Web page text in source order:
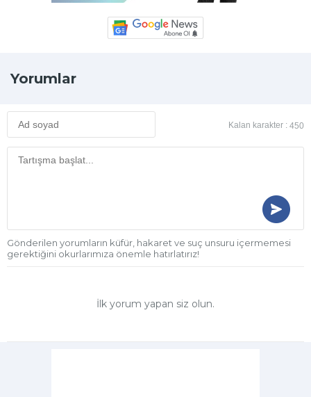
Yorumlar
Kalan karakter : 450
Gönderilen yorumların küfür, hakaret ve suç unsuru içermemesi
gerektiğini okurlarımıza önemle hatırlatırız!
İlk yorum yapan siz olun.